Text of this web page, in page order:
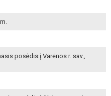
posėdis į Varėnos r. sav.,